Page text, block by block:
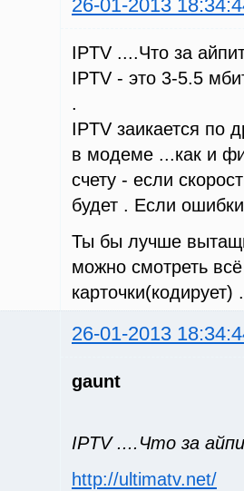
26-01-2013
IPTV ....Что за
IPTV - это 3-5.5
.
IPTV заикается по
в модеме ...как и
счету - если
будет . Если
Ты бы лучше
можно смотреть
карточки(кодирует) .
26-01-2013
gaunt
IPTV ....Что за
http://ultimatv.net/